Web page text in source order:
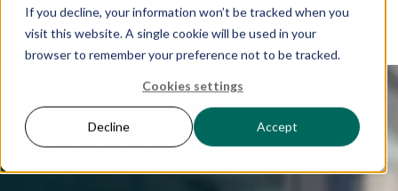
If you decline, your information won’t be tracked when you
visit this website. A single cookie will be used in your
browser to remember your preference not to be tracked.
Cookies settings
Decline Accept
Produkte
FÜR CFOS, INVESTOR-RELATIONS-